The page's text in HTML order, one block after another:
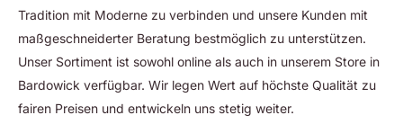
Tradition mit Moderne zu verbinden und unsere Kunden mit
maßgeschneiderter Beratung bestmöglich zu unterstützen.
Unser Sortiment ist sowohl online als auch in unserem Store in
Bardowick verfügbar. Wir legen Wert auf höchste Qualität zu
fairen Preisen und entwickeln uns stetig weiter.